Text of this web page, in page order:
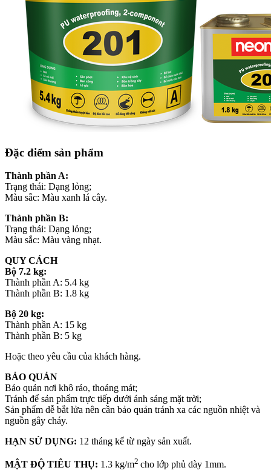
Đặc điểm sản phẩm
Thành phần A:
Trạng thái: Dạng lỏng;
Màu sắc: Màu xanh lá cây.
Thành phần B:
Trạng thái: Dạng lỏng;
Màu sắc: Màu vàng nhạt.
QUY CÁCH
Bộ 7.2 kg:
Thành phần A: 5.4 kg
Thành phần B: 1.8 kg
Bộ 20 kg:
Thành phần A: 15 kg
Thành phần B: 5 kg
Hoặc theo yêu cầu của khách hàng.
BẢO QUẢN
Bảo quản nơi khô ráo, thoáng mát;
Tránh để sản phẩm trực tiếp dưới ánh sáng mặt trời;
Sản phẩm dễ bắt lửa nên cần bảo quản tránh xa các nguồn nhiệt và
nguồn gây cháy.
HẠN SỬ DỤNG: 12 tháng kể từ ngày sản xuất.
MẬT ĐỘ TIÊU THỤ: 1.3 kg/m2 cho lớp phủ dày 1mm.